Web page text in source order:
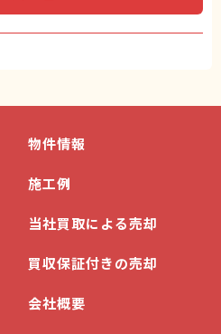
物件情報
施工例
当社買取による売却
買収保証付きの売却
会社概要